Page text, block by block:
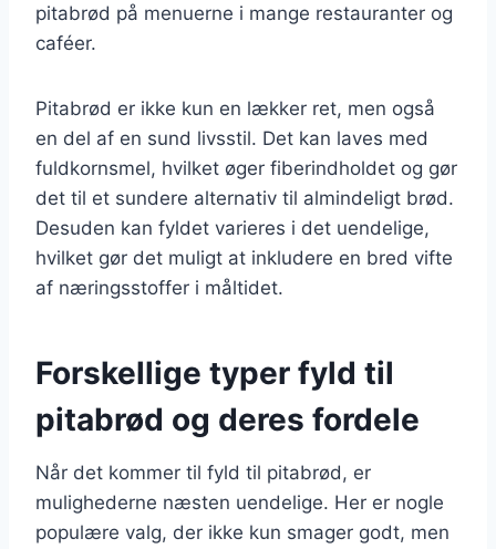
pitabrød på menuerne i mange restauranter og
caféer.
Pitabrød er ikke kun en lækker ret, men også
en del af en sund livsstil. Det kan laves med
fuldkornsmel, hvilket øger fiberindholdet og gør
det til et sundere alternativ til almindeligt brød.
Desuden kan fyldet varieres i det uendelige,
hvilket gør det muligt at inkludere en bred vifte
af næringsstoffer i måltidet.
Forskellige typer fyld til
pitabrød og deres fordele
Når det kommer til fyld til pitabrød, er
mulighederne næsten uendelige. Her er nogle
populære valg, der ikke kun smager godt, men